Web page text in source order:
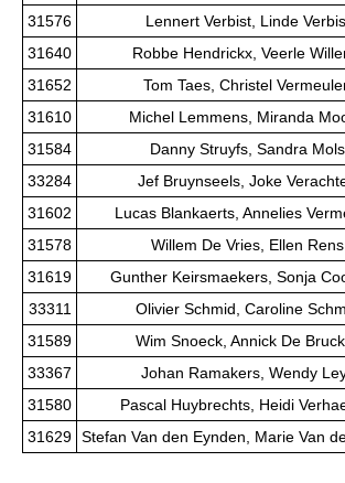
31576
Lennert Verbist, Linde
31640
Robbe Hendrickx, Veerle
31652
Tom Taes, Christel
31610
Michel Lemmens, Miranda
31584
Danny Struyfs, Sandra Mols
33284
Jef Bruynseels, Joke
31602
Lucas Blankaerts, Annelies
31578
Willem De Vries, Ellen Rens
31619
Gunther Keirsmaekers, Sonja
33311
Olivier Schmid, Caroline
31589
Wim Snoeck, Annick De
33367
Johan Ramakers, Wendy
31580
Pascal Huybrechts, Heidi
31629 Stefan Van den Eynden, Marie Van